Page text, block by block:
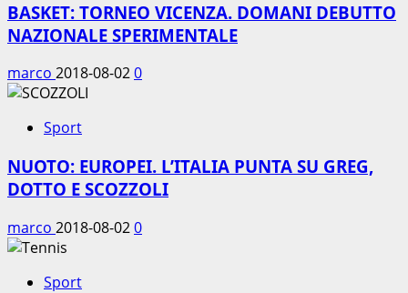
BASKET: TORNEO VICENZA. DOMANI DEBUTTO
NAZIONALE SPERIMENTALE
marco 2018-08-020
Sport
NUOTO: EUROPEI. L’ITALIA PUNTA SU GREG,
DOTTO E SCOZZOLI
marco 2018-08-020
Sport